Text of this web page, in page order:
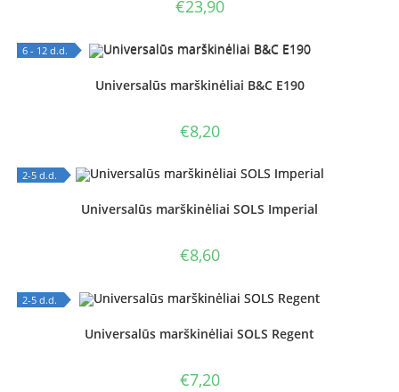
€23,90
6 - 12 d.d.
Universalūs marškinėliai B&C E190
€8,20
2-5 d.d.
Universalūs marškinėliai SOLS Imperial
€8,60
2-5 d.d.
Universalūs marškinėliai SOLS Regent
€7,20